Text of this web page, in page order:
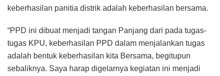
keberhasilan panitia distrik adalah keberhasilan bersama.
“PPD ini dibuat menjadi tangan Panjang dari pada tugas-
tugas KPU, keberhasilan PPD dalam menjalankan tugas
adalah bentuk keberhasilan kita Bersama, begitupun
sebaliknya. Saya harap digelarnya kegiatan ini menjadi